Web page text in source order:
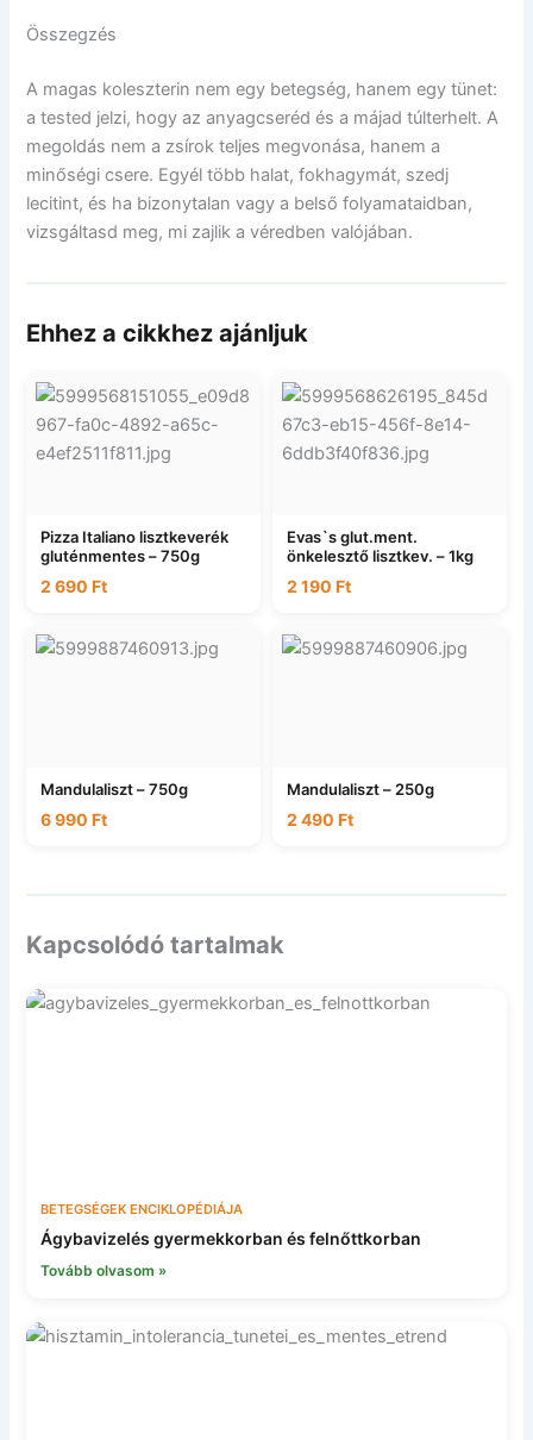
Összegzés
A magas koleszterin nem egy betegség, hanem egy tünet:
a tested jelzi, hogy az anyagcseréd és a májad túlterhelt. A
megoldás nem a zsírok teljes megvonása, hanem a
minőségi csere. Egyél több halat, fokhagymát, szedj
lecitint, és ha bizonytalan vagy a belső folyamataidban,
vizsgáltasd meg, mi zajlik a véredben valójában.
Ehhez a cikkhez ajánljuk
Pizza Italiano lisztkeverék
gluténmentes – 750g
2 690Ft
Evas`s glut.ment.
önkelesztő lisztkev. – 1kg
2 190 Ft
Mandulaliszt – 750g
6 990Ft
Mandulaliszt – 250g
2 490 Ft
Kapcsolódó tartalmak
BETEGSÉGEK ENCIKLOPÉDIÁJA
Ágybavizelés gyermekkorban és felnőttkorban
Tovább olvasom »